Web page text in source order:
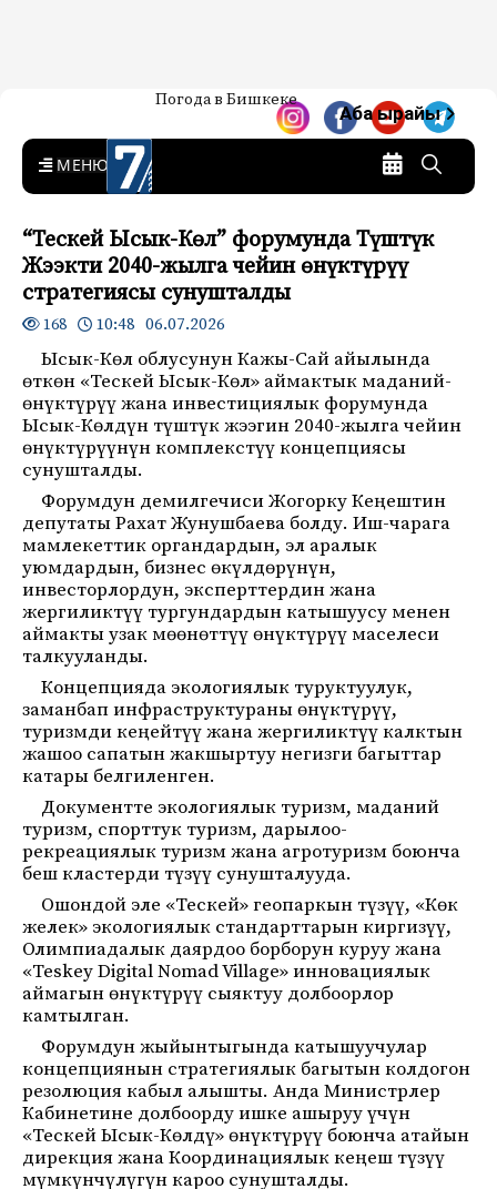
7-канал. Жаңылыктар —
Кыргызстан
Жаңылыктар — Кыргызстан
Погода в Бишкеке
Аба ырайы
MENU
“Тескей Ысык-Көл” форумунда Түштүк
Жээкти 2040-жылга чейин өнүктүрүү
стратегиясы сунушталды
168 10:48 06.07.2026
Ысык-Көл облусунун Кажы-Сай айылында
өткөн «Тескей Ысык-Көл» аймактык маданий-
өнүктүрүү жана инвестициялык форумунда
Ысык-Көлдүн түштүк жээгин 2040-жылга чейин
өнүктүрүүнүн комплекстүү концепциясы
сунушталды.
Форумдун демилгечиси Жогорку Кеңештин
депутаты Рахат Жунушбаева болду. Иш-чарага
мамлекеттик органдардын, эл аралык
уюмдардын, бизнес өкүлдөрүнүн,
инвесторлордун, эксперттердин жана
жергиликтүү тургундардын катышуусу менен
аймакты узак мөөнөттүү өнүктүрүү маселеси
талкууланды.
Концепцияда экологиялык туруктуулук,
заманбап инфраструктураны өнүктүрүү,
туризмди кеңейтүү жана жергиликтүү калктын
жашоо сапатын жакшыртуу негизги багыттар
катары белгиленген.
Документте экологиялык туризм, маданий
туризм, спорттук туризм, дарылоо-
рекреациялык туризм жана агротуризм боюнча
беш кластерди түзүү сунушталууда.
Ошондой эле «Тескей» геопаркын түзүү, «Көк
желек» экологиялык стандарттарын киргизүү,
Олимпиадалык даярдоо борборун куруу жана
«Teskey Digital Nomad Village» инновациялык
аймагын өнүктүрүү сыяктуу долбоорлор
камтылган.
Форумдун жыйынтыгында катышуучулар
концепциянын стратегиялык багытын колдогон
резолюция кабыл алышты. Анда Министрлер
Кабинетине долбоорду ишке ашыруу үчүн
«Тескей Ысык-Көлдү» өнүктүрүү боюнча атайын
дирекция жана Координациялык кеңеш түзүү
мүмкүнчүлүгүн кароо сунушталды.